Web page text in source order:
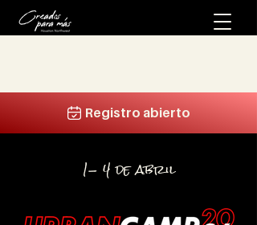
Registro abierto
1- 4 de abril